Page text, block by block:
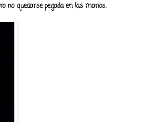
no quedarse pegada en las manos.